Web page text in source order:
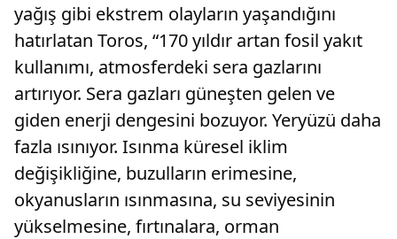
yağış gibi ekstrem olayların yaşandığını
hatırlatan Toros, “170 yıldır artan fosil yakıt
kullanımı, atmosferdeki sera gazlarını
artırıyor. Sera gazları güneşten gelen ve
giden enerji dengesini bozuyor. Yeryüzü daha
fazla ısınıyor. Isınma küresel iklim
değişikliğine, buzulların erimesine,
okyanusların ısınmasına, su seviyesinin
yükselmesine, fırtınalara, orman